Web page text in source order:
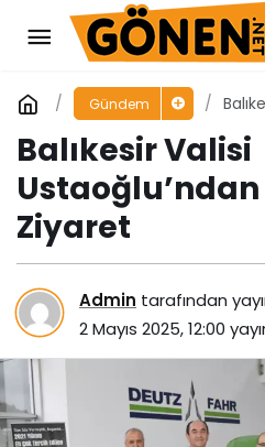
Gündem
Balıkesir Valisi
Ustaoğlu’ndan
Ziyaret
Admin tarafından
2 Mayıs 2025, 12:00